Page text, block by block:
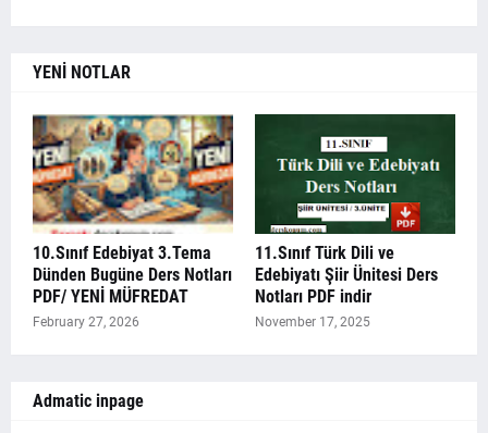
YENİ NOTLAR
10.Sınıf Edebiyat 3.Tema
Dünden Bugüne Ders Notları
PDF/ YENİ MÜFREDAT
February 27, 2026
11.Sınıf Türk Dili ve
Edebiyatı Şiir Ünitesi Ders
Notları PDF indir
November 17, 2025
Admatic inpage